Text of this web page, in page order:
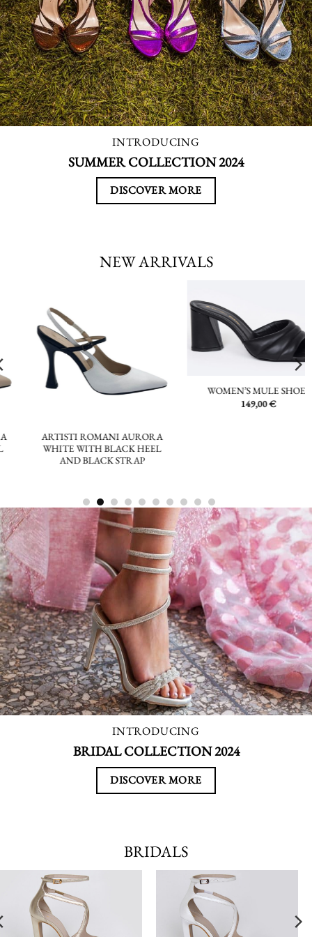
INTRODUCING
SUMMER COLLECTION 2024
DISCOVER MORE
NEW ARRIVALS
ARTISTI ROMANI AURORA
WHITE WITH BLACK HEEL
AND BLACK STRAP
WOMEN’S MULE SHOES
€
INTRODUCING
BRIDAL COLLECTION 2024
DISCOVER MORE
BRIDALS